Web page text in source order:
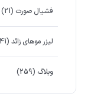
فشیال صورت (21)
لیزر موهای زائد (141)
وبلاگ (259)